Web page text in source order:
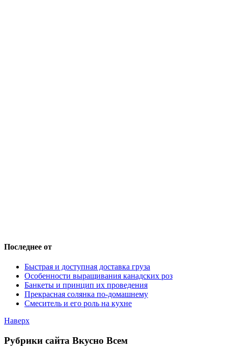
Последнее от
Быстрая и доступная доставка груза
Особенности выращивания канадских роз
Банкеты и принцип их проведения
Прекрасная солянка по-домашнему
Смеситель и его роль на кухне
Наверх
Рубрики сайта Вкусно Всем